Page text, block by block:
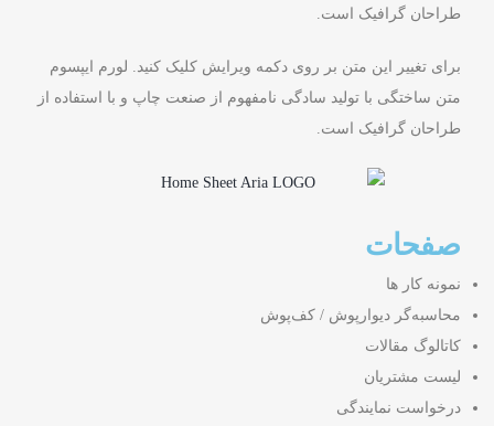
طراحان گرافیک است.
برای تغییر این متن بر روی دکمه ویرایش کلیک کنید. لورم ایپسوم
متن ساختگی با تولید سادگی نامفهوم از صنعت چاپ و با استفاده از
طراحان گرافیک است.
صفحات
نمونه کار ها
محاسبه‌گر دیوارپوش / کف‌پوش
کاتالوگ مقالات
لیست مشتریان
درخواست نمایندگی